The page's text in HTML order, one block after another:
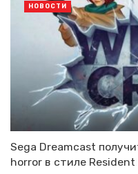
Sega Dreamcast
horror в стиле Resident
НОВОСТИ